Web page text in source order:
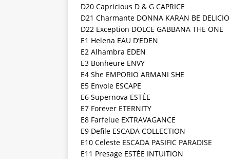
D20 Capricious D & G CAPRICE
D21 Charmante DONNA KARAN BE
D22 Exception DOLCE GABBANA THE ONE
E1 Helena EAU D’EDEN
E2 Alhambra EDEN
E3 Bonheure ENVY
E4 She EMPORIO ARMANI SHE
E5 Envole ESCAPE
E6 Supernova ESTÉE
E7 Forever ETERNITY
E8 Farfelue EXTRAVAGANCE
E9 Defile ESCADA COLLECTION
E10 Celeste ESCADA PASIFIC PARADISE
E11 Presage ESTÉE INTUITION